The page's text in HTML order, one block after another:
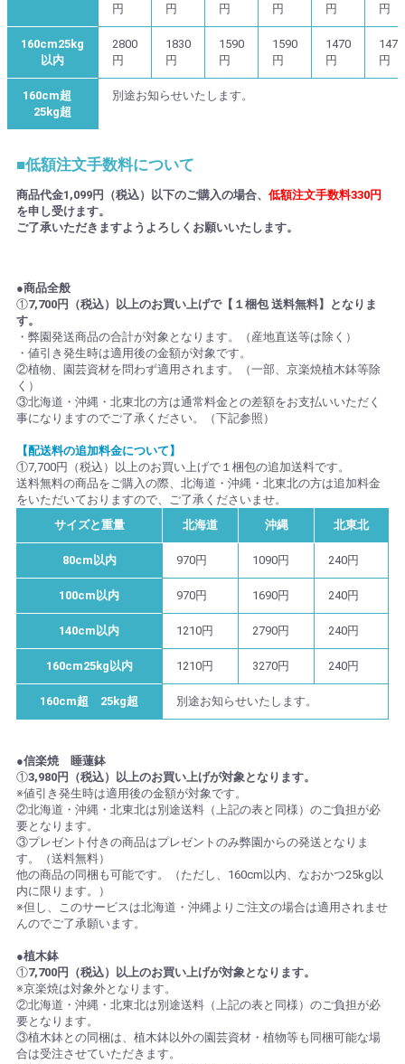
円
円
円
円
円
円
160cm25kg
以内
2800
円
1830
円
1590
円
1590
円
1470
円
1470
円
160cm超
25kg超
別途お知らせいたします。
■低額注文手数料について
商品代金1,099円（税込）以下のご購入の場合、 低額注文手数料330円
を申し受けます。
ご了承いただきますようよろしくお願いいたします。
●商品全般
①7,700円（税込）以上のお買い上げで【１梱包 送料無料】となりま
す。
・弊園発送商品の合計が対象となります。（産地直送等は除く）
・値引き発生時は適用後の金額が対象です。
②植物、園芸資材を問わず適用されます。（一部、京楽焼植木鉢等除
く）
③北海道・沖縄・北東北の方は通常料金との差額をお支払いいただく
事になりますのでご了承ください。（下記参照）
【配送料の追加料金について】
①7,700円（税込）以上のお買い上げで１梱包の追加送料です。
送料無料の商品をご購入の際、北海道・沖縄・北東北の方は追加料金
をいただいておりますので、ご了承くださいませ。
サイズと重量
北海道 沖縄 北東北
80cm以内 970円 1090円 240円
100cm以内 970円 1690円 240円
140cm以内 1210円 2790円 240円
160cm25kg以内 1210円 3270円 240円
160cm超 25kg超 別途お知らせいたします。
●信楽焼 睡蓮鉢
①3,980円（税込）以上のお買い上げが対象となります。
※値引き発生時は適用後の金額が対象です。
②北海道・沖縄・北東北は別途送料（上記の表と同様）のご負担が必
要となります。
③プレゼント付きの商品はプレゼントのみ弊園からの発送となりま
す。（送料無料）
他の商品の同梱も可能です。（ただし、160cm以内、なおかつ25kg以
内に限ります。）
※但し、このサービスは北海道・沖縄よりご注文の場合は適用されませ
んのでご了承願います。
●植木鉢
①7,700円（税込）以上のお買い上げが対象となります。
※京楽焼は対象外となります。
②北海道・沖縄・北東北は別途送料（上記の表と同様）のご負担が必
要となります。
③植木鉢との同梱は、植木鉢以外の園芸資材・植物等も同梱可能な場
合は受注させていただきます。